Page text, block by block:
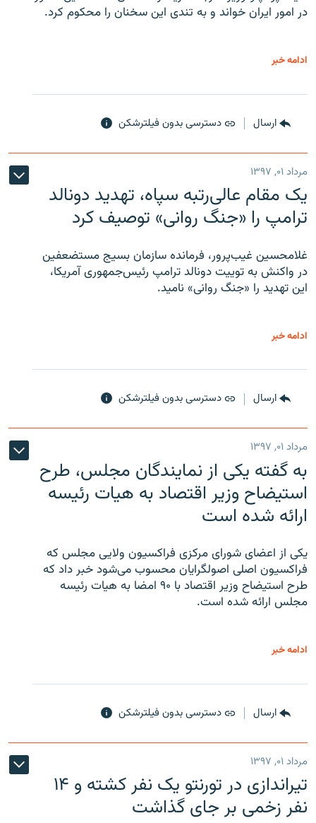
در امور ایران خواند و به تندی این سخنان را محکوم کرد.
ادامه خبر
ارسال دسترسی بدون فیلترشکن
مرداد ۰۱, ۱۳۹۷
یک مقام عالی‌رتبه سپاه، تهدید دونالد
ترامپ را «جنگ روانی» توصیف کرد
غلامحسین غیب‌پرور، فرمانده سازمان بسیج مستضعفین
در واکنش به توییت دونالد ترامپ رئیس‌جمهوری آمریکا،
این تهدید را «جنگ روانی» نامید.
ادامه خبر
ارسال دسترسی بدون فیلترشکن
مرداد ۰۱, ۱۳۹۷
به گفته یکی از نمایندگان مجلس، طرح
استیضاح وزیر اقتصاد به هیات رئیسه
ارائه شده است
یکی از اعضای شورای مرکزی فراکسیون ولایی مجلس که
فراکسیون اصلی اصولگرایان محسوب می‌شود خبر داد که
طرح استیضاح وزیر اقتصاد با ۹۰ امضا به هیات رئیسه
مجلس ارائه شده است.
ادامه خبر
ارسال دسترسی بدون فیلترشکن
مرداد ۰۱, ۱۳۹۷
تیراندازی در تورنتو یک نفر کشته و ۱۴
نفر زخمی بر جای گذاشت